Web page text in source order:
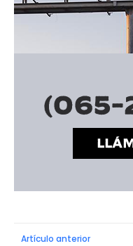
Artículo anterior